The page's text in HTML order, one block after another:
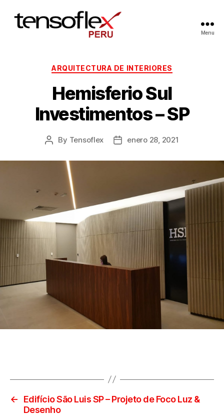
Menu
ARQUITECTURA DE INTERIORES
Hemisferio Sul
Investimentos – SP
By Tensoflex enero 28, 2021
←
Edifício São Luis SP – Projeto de Foco Luz &
Desenho